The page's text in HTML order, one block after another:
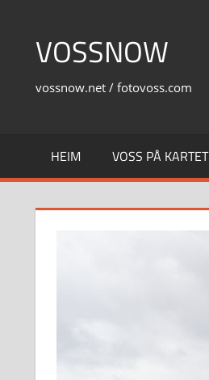
contentVOSSNOW
vossnow.net / fotovoss.com
HEIM VOSS PÅ KARTET